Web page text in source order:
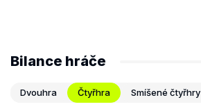
Bilance hráče
Dvouhra Čtyřhra Smíšené čtyřhry